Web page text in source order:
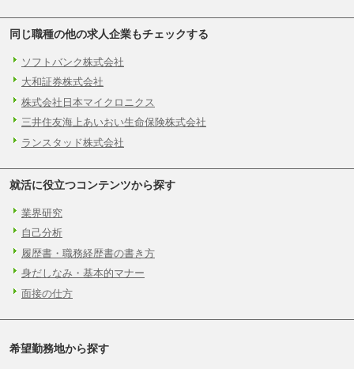
同じ職種の他の求人企業もチェックする
ソフトバンク株式会社
大和証券株式会社
株式会社日本マイクロニクス
三井住友海上あいおい生命保険株式会社
ランスタッド株式会社
就活に役立つコンテンツから探す
業界研究
自己分析
履歴書・職務経歴書の書き方
身だしなみ・基本的マナー
面接の仕方
希望勤務地から探す